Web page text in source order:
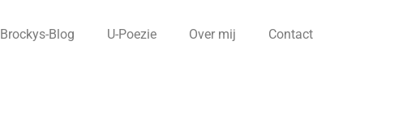
Brockys-Blog U-Poezie Over mij Contact